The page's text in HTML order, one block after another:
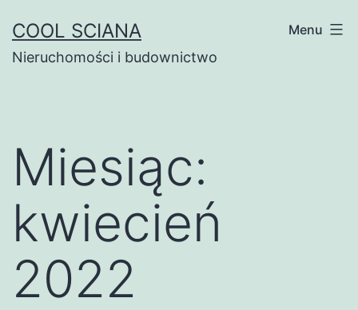
do
treści
COOL SCIANA
Nieruchomości i budownictwo
Menu
Miesiąc:
kwiecień
2022